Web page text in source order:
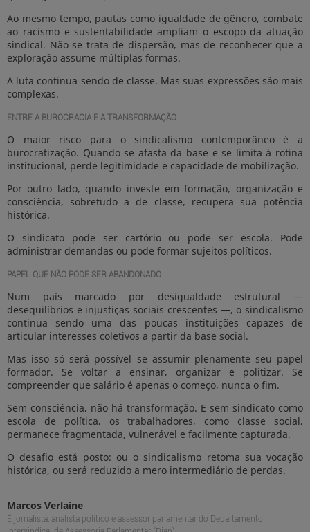
Ao mesmo tempo, pautas como igualdade de gênero, combate
ao racismo e sustentabilidade ampliam o escopo da atuação
sindical. Não se trata de dispersão, mas de reconhecer que a
exploração assume múltiplas formas.
A luta continua sendo de classe. Mas suas expressões são mais
complexas.
ENTRE A BUROCRACIA E A TRANSFORMAÇÃO
O maior risco para o sindicalismo contemporâneo é a
burocratização. Quando se afasta da base e se limita à rotina
institucional, perde legitimidade e capacidade de mobilização.
Por outro lado, quando investe em formação, organização e
consciência, sobretudo a de classe, recupera sua potência
histórica.
O sindicato pode ser cartório ou pode ser escola. Pode
administrar demandas ou pode formar sujeitos políticos.
PAPEL QUE NÃO PODE SER ABANDONADO
Num país marcado por desigualdade estrutural —
desequilíbrios e injustiças sociais crescentes —, o sindicalismo
continua sendo uma das poucas instituições capazes de
articular interesses coletivos a partir da base social.
Mas isso só será possível se assumir plenamente seu papel
formador. Se voltar a ensinar, organizar e politizar. Se
compreender que salário é apenas o começo, nunca o fim.
Sem consciência, não há transformação. E sem sindicato como
escola de política, os trabalhadores, como classe social,
permanece fragmentada, vulnerável e facilmente capturada.
O desafio está posto: ou o sindicalismo retoma sua vocação
histórica, ou será reduzido a mero intermediário de perdas.
Marcos Verlaine
É jornalista, analista político e assessor parlamentar do Departamento